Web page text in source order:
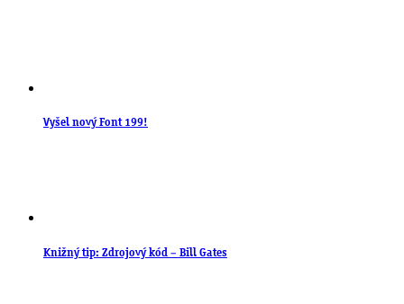
Vyšel nový Font 199!
Knižný tip: Zdrojový kód – Bill Gates